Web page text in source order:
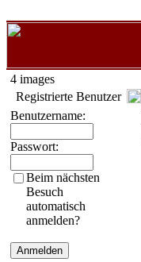
4 images
Registrierte Benutzer
Benutzername:
Passwort:
Beim nächsten
Besuch
automatisch
anmelden?